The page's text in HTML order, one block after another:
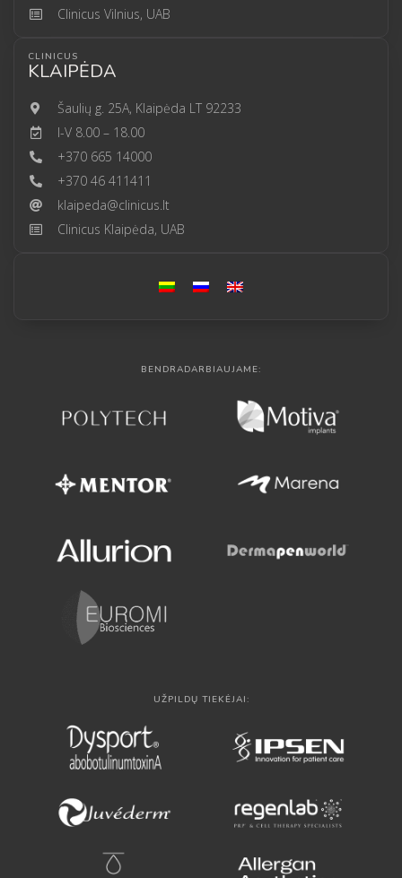
Clinicus Vilnius, UAB
CLINICUS
KLAIPĖDA
Šaulių g. 25A, Klaipėda LT 92233
I-V 8.00 – 18.00
+370 665 14000
+370 46 411411
klaipeda@clinicus.lt
Clinicus Klaipėda, UAB
BENDRADARBIAUJAME:
UŽPILDŲ TIEKĖJAI: